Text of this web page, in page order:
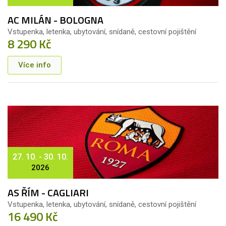
AC MILÁN - BOLOGNA
Vstupenka, letenka, ubytování, snídaně, cestovní pojištění
8 290 Kč
Více info
27. 10. - 30. 10.
2026
AS ŘÍM - CAGLIARI
Vstupenka, letenka, ubytování, snídaně, cestovní pojištění
16 490 Kč